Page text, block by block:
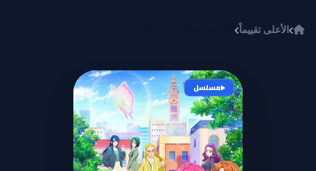
الأعلى تقييماً
مسلسل